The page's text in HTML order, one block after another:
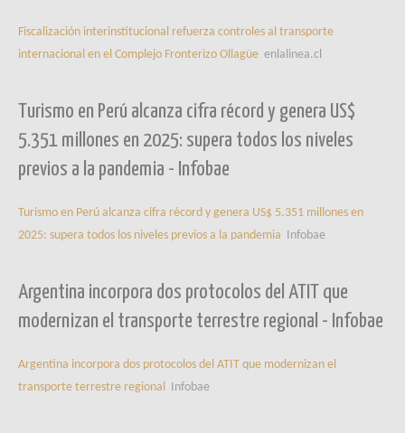
Fiscalización interinstitucional refuerza controles al transporte
internacional en el Complejo Fronterizo Ollagüe enlalinea.cl
Turismo en Perú alcanza cifra récord y genera US$
5.351 millones en 2025: supera todos los niveles
previos a la pandemia - Infobae
Turismo en Perú alcanza cifra récord y genera US$ 5.351 millones en
2025: supera todos los niveles previos a la pandemia
Infobae
Argentina incorpora dos protocolos del ATIT que
modernizan el transporte terrestre regional - Infobae
Argentina incorpora dos protocolos del ATIT que modernizan el
transporte terrestre regional Infobae